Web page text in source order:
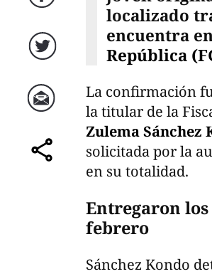
Facebook
Twitter
Correo
comparte
localizado
encuentra
República
La confirmación
la titular de la
Zulema Sánchez
solicitada por la
en su totalidad.
Entregaron
febrero
Sánchez Kondo